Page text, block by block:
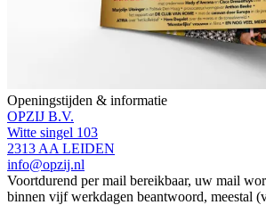
Openingstijden & informatie
OPZIJ B.V.
Witte singel 103
2313 AA LEIDEN
info@opzij.nl
Voortdurend per mail bereikbaar, uw mail
binnen vijf werkdagen beantwoord, meestal